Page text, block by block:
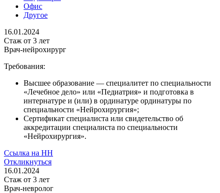
Офис
Другое
16.01.2024
Стаж от 3 лет
Врач-нейрохирург
Требования:
Высшее образование — специалитет по специальности
«Лечебное дело» или «Педиатрия» и подготовка в
интернатуре и (или) в ординатуре ординатуры по
специальности «Нейрохирургия»;
Сертификат специалиста или свидетельство об
аккредитации специалиста по специальности
«Нейрохирургия».
Ссылка на НН
Откликнуться
16.01.2024
Стаж от 3 лет
Врач-невролог